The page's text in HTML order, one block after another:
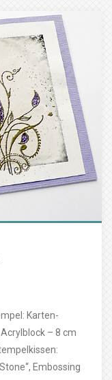
Karten-
Acrylblock – 8 cm
Embossing